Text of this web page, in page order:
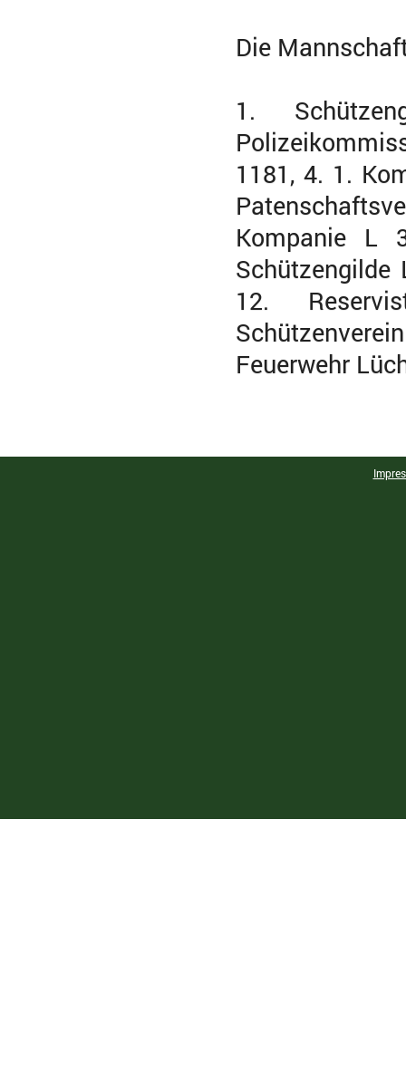
Die
1.
1181, 4. 1.
Kompanie L
12.
Feuerwehr